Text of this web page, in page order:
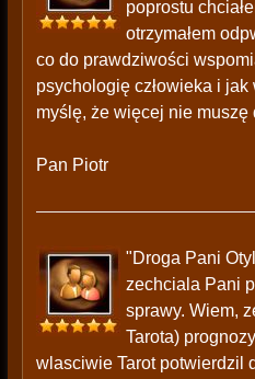
poprostu
otrzymałem
co do prawdziwości
psychologię człowieka i
myślę, że więcej nie muszę
Pan Piotr
"Droga Pani
zechciala Pani
sprawy. Wiem,
Tarota)
wlasciwie Tarot potwierdzil